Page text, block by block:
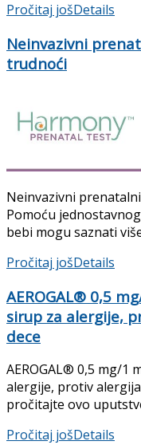
Pročitaj jošDetails
Neinvazivni
trudnoći
Neinvazivni
Pomoću
bebi mogu saznati
Pročitaj jošDetails
AEROGAL® 0,5
sirup za alergije,
dece
AEROGAL® 0,5 mg/1
alergije, protiv
pročitajte ovo
Pročitaj jošDetails